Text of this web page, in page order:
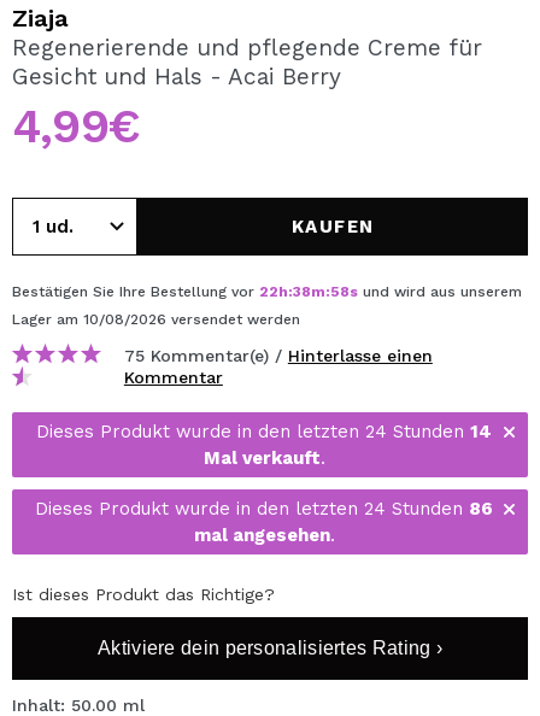
REGISTRIEREN
Durch die Erstellung eines Kontos bei Maquillalia.de
können Sie Ihre Einkäufe schnell tätigen, den Status Ihrer
Bestellungen überprüfen und Ihre bisherigen Vorgänge
einsehen.
BENUTZERKONTO ERSTELLEN
Ziaja
Regenerierende und pflegende Creme für
Gesicht und Hals - Acai Berry
4,99€
KAUFEN
Bestätigen Sie Ihre Bestellung vor 22h:38m:57s und wird aus unserem
Lager am 10/08/2026 versendet werden
75 Kommentar(e) / Hinterlasse einen
Kommentar
Dieses Produkt wurde in den letzten 24 Stunden 14
Mal verkauft.
Dieses Produkt wurde in den letzten 24 Stunden 86
mal angesehen.
Ist dieses Produkt das Richtige?
Aktiviere dein personalisiertes Rating ›
Inhalt: 50.00 ml